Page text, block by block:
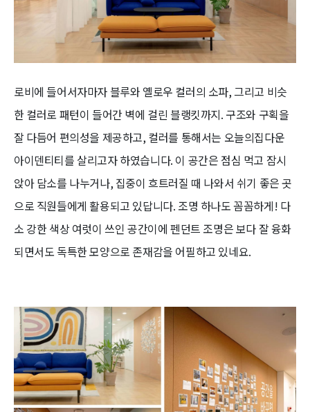
로비에 들어서자마자 블루와 옐로우 컬러의 소파, 그리고 비슷
한 컬러로 패턴이 들어간 벽에 걸린 블랭킷까지. 구조와 구획을
잘 다듬어 편의성을 제공하고, 컬러를 통해서는 오늘의집다운
아이덴티티를 살리고자 하였습니다. 이 공간은 점심 먹고 잠시
앉아 담소를 나누거나, 집중이 흐트러질 때 나와서 쉬기 좋은 곳
으로 직원들에게 활용되고 있답니다. 조명 하나도 꼼꼼하게! 다
소 강한 색상 여럿이 쓰인 공간이에 펜던트 조명은 보다 잘 융화
되면서도 독특한 모양으로 존재감을 어필하고 있네요.